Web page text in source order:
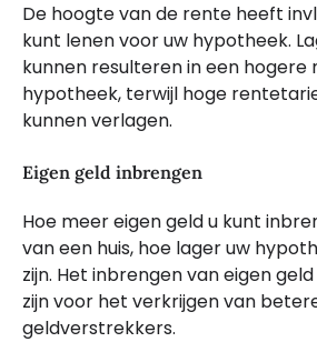
De hoogte van de rente heeft
kunt lenen voor uw hypotheek.
kunnen resulteren in een hogere
hypotheek, terwijl hoge
kunnen verlagen.
Eigen geld inbrengen
Hoe meer eigen geld u kunt
van een huis, hoe lager uw
zijn. Het inbrengen van eigen
zijn voor het verkrijgen van
geldverstrekkers.